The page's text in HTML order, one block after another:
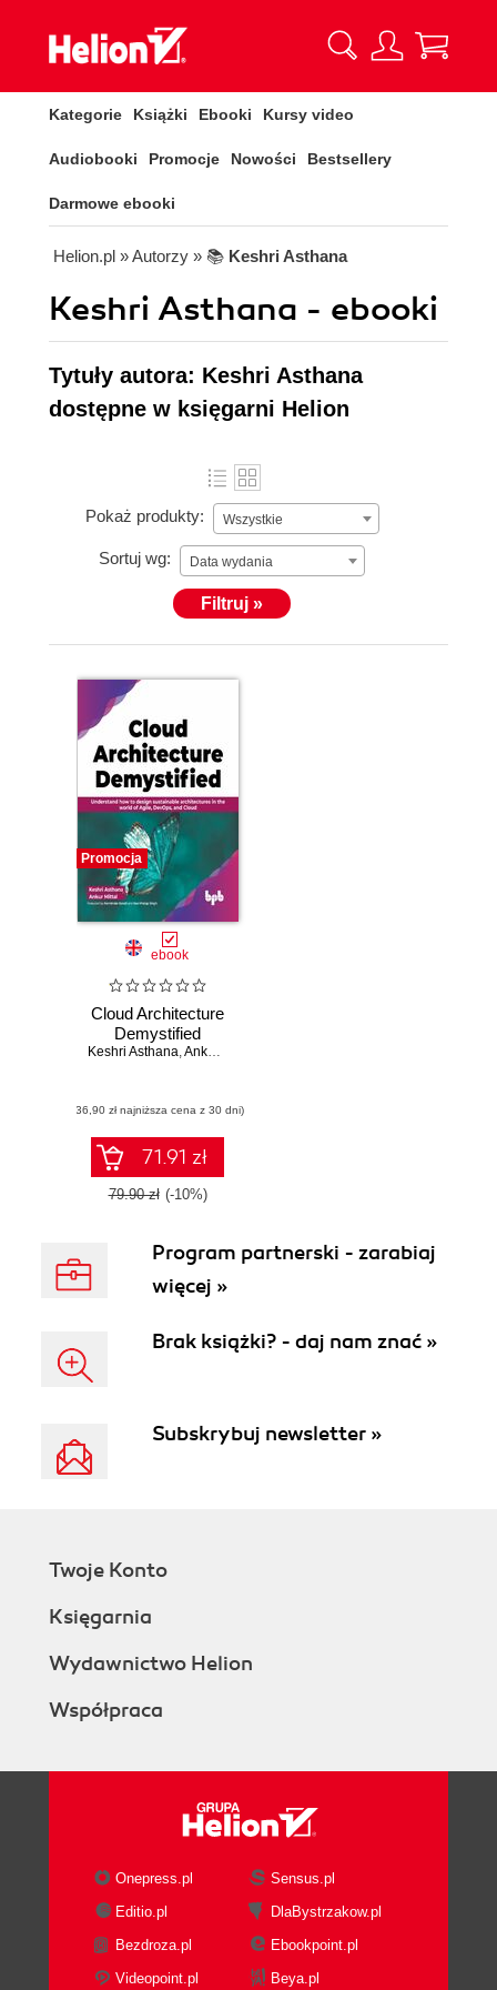
Kategorie Książki Ebooki Kursy video
Audiobooki Promocje Nowości Bestsellery
Darmowe ebooki
Helion.pl » Autorzy » 📚 Keshri Asthana
Keshri Asthana - ebooki
Tytuły autora: Keshri Asthana
dostępne w księgarni Helion
Pokaż produkty: Wszystkie
Sortuj wg: Data wydania
Filtruj »
Promocja
ebook
Cloud Architecture
Demystified
Keshri Asthana,Ankur Mittal
(36,90 zł najniższa cena z 30 dni)
71.91 zł
79.90 zł (-10%)
Program partnerski - zarabiaj
więcej »
Brak książki? - daj nam znać »
Subskrybuj newsletter »
Twoje Konto
Księgarnia
Wydawnictwo Helion
Współpraca
Onepress.pl
Sensus.pl
Editio.pl
DlaBystrzakow.pl
Bezdroza.pl
Ebookpoint.pl
Videopoint.pl
Beya.pl